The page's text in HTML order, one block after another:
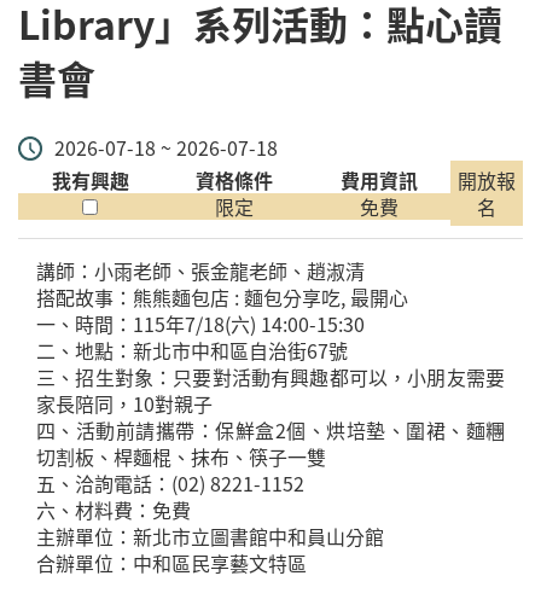
Library」系列活動：點心讀
書會
2026-07-18 ~ 2026-07-18
我有興趣
資格條件
限定
費用資訊
免費
開放報
名
講師：小雨老師、張金龍老師、趙淑清
搭配故事：熊熊麵包店 : 麵包分享吃, 最開心
一、時間：115年7/18(六) 14:00-15:30
二、地點：新北市中和區自治街67號
三、招生對象：只要對活動有興趣都可以，小朋友需要
家長陪同，10對親子
四、活動前請攜帶：保鮮盒2個、烘培墊、圍裙、麵糰
切割板、桿麵棍、抹布、筷子一雙
五、洽詢電話：(02) 8221-1152
六、材料費：免費
主辦單位：新北市立圖書館中和員山分館
合辦單位：中和區民享藝文特區